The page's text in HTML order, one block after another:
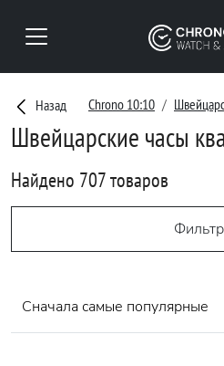
Назад Chrono 10:10
Швейцарские часы
Найдено 707 товаров
Сначала самые популярные